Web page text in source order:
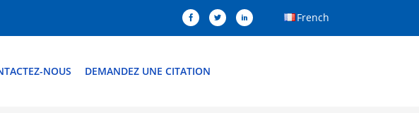
French
NOUS DEMANDEZ UNE CITATION